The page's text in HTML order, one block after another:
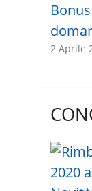
2 Aprile